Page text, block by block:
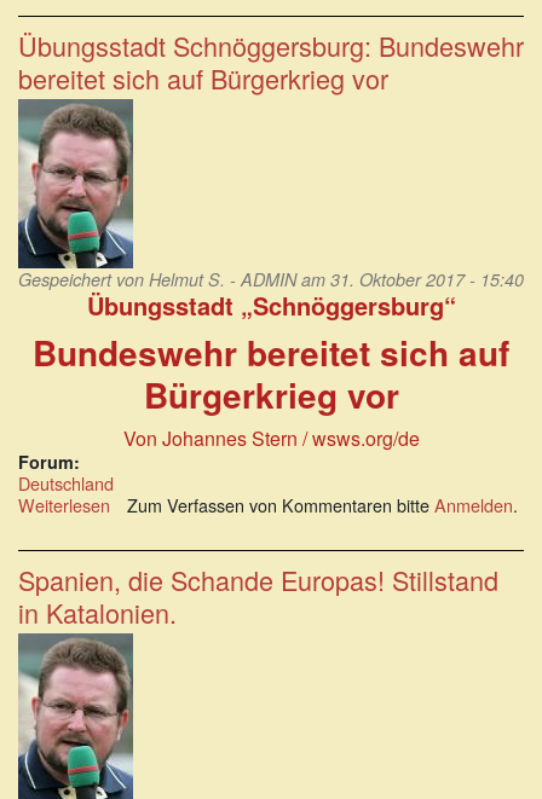
gegen
Russen
als
Teil
der
Kampagne
für
Krieg
und
Zensur
Übungsstadt Schnöggersburg: Bundeswehr
bereitet sich auf Bürgerkrieg vor
Gespeichert von Helmut S. - ADMINam 31. Oktober 2017 - 15:40
Übungsstadt „Schnöggersburg“
Bundeswehr bereitet sich auf
Bürgerkrieg vor
Von Johannes Stern / wsws.org/de
Forum:
Deutschland
Weiterlesen über
Schnöggersburg:
Bundeswehr
bereitet
sich
auf
Bürgerkrieg
vor
Zum Verfassen von Kommentaren bitteAnmelden.
Spanien, die Schande Europas! Stillstand
in Katalonien.